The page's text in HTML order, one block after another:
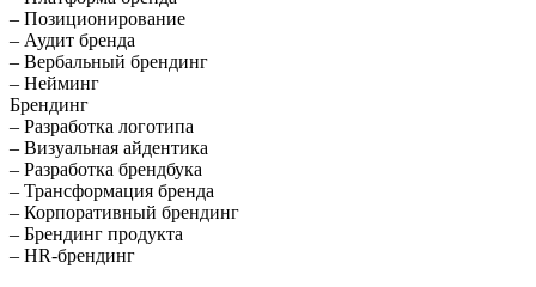
– Позиционирование
– Аудит бренда
– Вербальный брендинг
– Нейминг
Брендинг
– Разработка логотипа
– Визуальная айдентика
– Разработка брендбука
– Трансформация бренда
– Корпоративный брендинг
– Брендинг продукта
– HR-брендинг